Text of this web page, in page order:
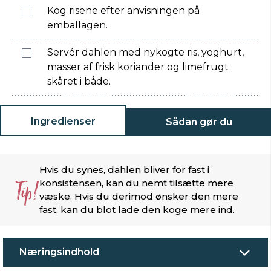
Kog risene efter anvisningen på
emballagen.
Servér dahlen med nykogte ris, yoghurt,
masser af frisk koriander og limefrugt
skåret i både.
Ingredienser Sådan gør du
Tip!
Hvis du synes, dahlen bliver for fast i
konsistensen, kan du nemt tilsætte mere
væske. Hvis du derimod ønsker den mere
fast, kan du blot lade den koge mere ind.
Næringsindhold